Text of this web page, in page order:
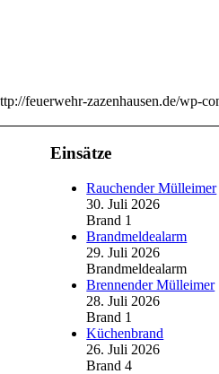
feuerwehr-zazenhausen.de/wp-
Einsätze
Rauchender Mülleimer
30. Juli 2026
Brand 1
Brandmeldealarm
29. Juli 2026
Brandmeldealarm
Brennender Mülleimer
28. Juli 2026
Brand 1
Küchenbrand
26. Juli 2026
Brand 4